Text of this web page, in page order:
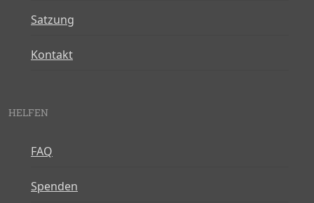
Satzung
Kontakt
HELFEN
FAQ
Spenden